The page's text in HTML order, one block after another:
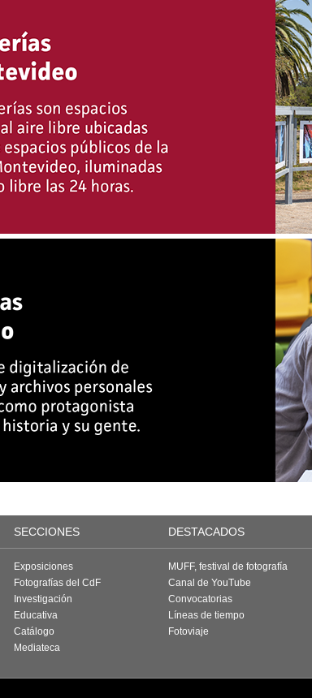
SECCIONES DESTACADOS
Exposiciones
Fotografías del CdF
Investigación
Educativa
Catálogo
Mediateca
MUFF, festival de fotografía
Canal de YouTube
Convocatorias
Líneas de tiempo
Fotoviaje